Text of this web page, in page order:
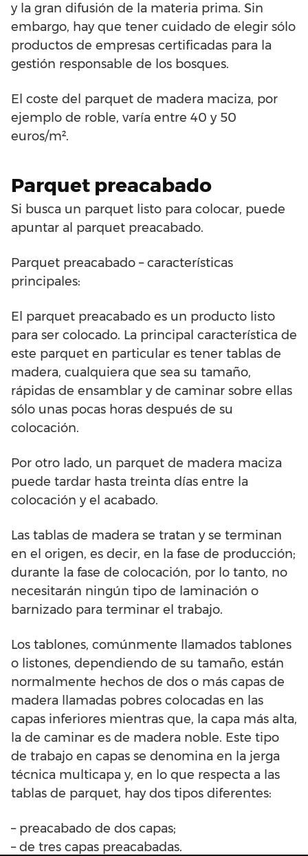
y la gran difusión de la materia prima. Sin
embargo, hay que tener cuidado de elegir sólo
productos de empresas certificadas para la
gestión responsable de los bosques.
El coste del parquet de madera maciza, por
ejemplo de roble, varía entre 40 y 50
euros/m².
Parquet preacabado
Si busca un parquet listo para colocar, puede
apuntar al parquet preacabado.
Parquet preacabado – características
principales:
El parquet preacabado es un producto listo
para ser colocado. La principal característica de
este parquet en particular es tener tablas de
madera, cualquiera que sea su tamaño,
rápidas de ensamblar y de caminar sobre ellas
sólo unas pocas horas después de su
colocación.
Por otro lado, un parquet de madera maciza
puede tardar hasta treinta días entre la
colocación y el acabado.
Las tablas de madera se tratan y se terminan
en el origen, es decir, en la fase de producción;
durante la fase de colocación, por lo tanto, no
necesitarán ningún tipo de laminación o
barnizado para terminar el trabajo.
Los tablones, comúnmente llamados tablones
o listones, dependiendo de su tamaño, están
normalmente hechos de dos o más capas de
madera llamadas pobres colocadas en las
capas inferiores mientras que, la capa más alta,
la de caminar es de madera noble. Este tipo
de trabajo en capas se denomina en la jerga
técnica multicapa y, en lo que respecta a las
tablas de parquet, hay dos tipos diferentes:
– preacabado de dos capas;
– de tres capas preacabadas.